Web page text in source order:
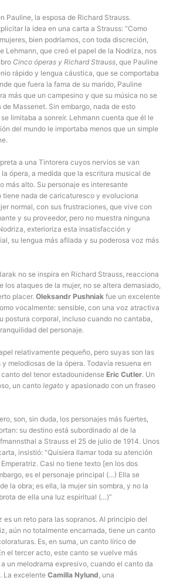
Pauline, la esposa de Richard Strauss.
la idea en una carta a Strauss: “Como
bien podríamos, con toda discreción,
Lehmann, que creó el papel de la Nodriza, nos
Cinco óperas y Richard Strauss, que Pauline
rápido y lengua cáustica, que se comportaba
que fuera la fama de su marido, Pauline
más que un campesino y que su música no se
Massenet. Sin embargo, nada de esto
limitaba a sonreír. Lehmann cuenta que él le
del mundo le importaba menos que un simple
a una Tintorera cuyos nervios se van
ópera, a medida que la escritura musical de
más alto. Su personaje es interesante
tiene nada de caricaturesco y evoluciona
normal, con sus frustraciones, que vive con
y su proveedor, pero no muestra ninguna
exterioriza esta insatisfacción y
su lengua más afilada y su poderosa voz más
no se inspira en Richard Strauss, reacciona
los ataques de la mujer, no se altera demasiado,
placer. Oleksandr Pushniak fue un excelente
vocalmente: sensible, con una voz atractiva
postura corporal, incluso cuando no cantaba,
del personaje.
relativamente pequeño, pero suyas son las
melodiosas de la ópera. Todavía resuena en
del tenor estadounidense Eric Cutler. Un
un canto legato y apasionado con un fraseo
son, sin duda, los personajes más fuertes,
su destino está subordinado al de la
a Strauss el 25 de julio de 1914. Unos
insistió: “Quisiera llamar toda su atención
Casi no tiene texto [en los dos
es el personaje principal (…) Ella se
la obra; es ella, la mujer sin sombra, y no la
de ella una luz espiritual (…)”
es un reto para las sopranos. Al principio del
aún no totalmente encarnada, tiene un canto
Es, en suma, un canto lírico de
el tercer acto, este canto se vuelve más
un melodrama expresivo, cuando el canto da
La excelente Camilla Nylund, una